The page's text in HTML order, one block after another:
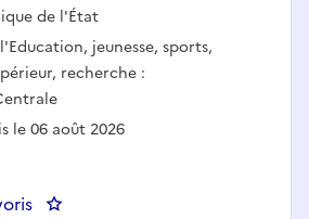
:de l'État
jeunesse, sports,
recherche :
le 06 août 2026
: Chef(fe) du Département de